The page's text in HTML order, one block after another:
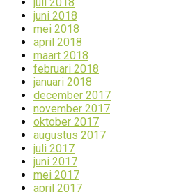
juni 2018
mei 2018
april 2018
maart 2018
februari 2018
januari 2018
december 2017
november 2017
oktober 2017
augustus 2017
juli 2017
juni 2017
mei 2017
april 2017